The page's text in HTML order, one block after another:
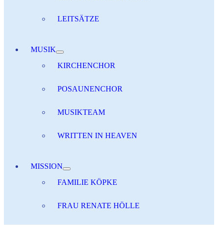
LEITSÄTZE
MUSIK
KIRCHENCHOR
POSAUNENCHOR
MUSIKTEAM
WRITTEN IN HEAVEN
MISSION
FAMILIE KÖPKE
FRAU RENATE HÖLLE